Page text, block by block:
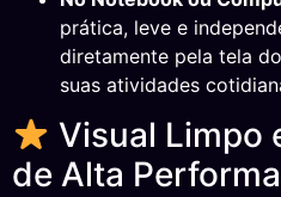
prática, leve e
diretamente pela tela
suas atividades
Visual Limpo
de Alta